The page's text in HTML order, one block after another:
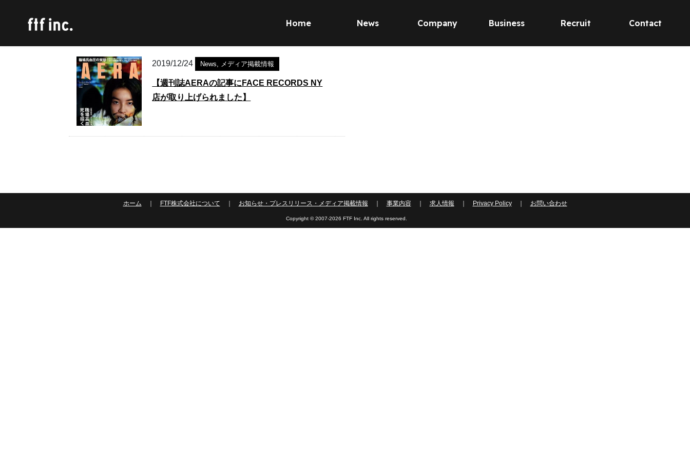
Home News Company Business Recruit Contact
2019/12/24 News, メディア掲載情報
【週刊誌AERAの記事にFACE RECORDS NY
店が取り上げられました】
ホーム FTF株式会社について お知らせ・プレスリリース・メディア掲載情報 事業内容｜ 求人情報 Privacy Policy｜ お問い合わせ
Copyright © 2007-2026 FTF Inc. All rights reserved.